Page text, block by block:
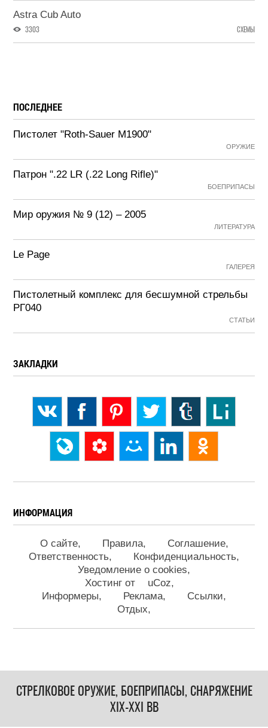
Astra Cub Auto
3303 СХЕМЫ
ПОСЛЕДНЕЕ
Пистолет "Roth-Sauer M1900"
ОРУЖИЕ
Патрон ".22 LR (.22 Long Rifle)"
БОЕПРИПАСЫ
Мир оружия № 9 (12) – 2005
ЛИТЕРАТУРА
Le Page
ГАЛЕРЕЯ
Пистолетный комплекс для бесшумной стрельбы
РГ040
СТАТЬИ
ЗАКЛАДКИ
ИНФОРМАЦИЯ
О сайте Правила
Соглашение
Ответственность
Конфиденциальность
Уведомление о cookies
Хостинг от
uCoz
Информеры
Реклама
Ссылки
Отдых
СТРЕЛКОВОЕ ОРУЖИЕ, БОЕПРИПАСЫ, СНАРЯЖЕНИЕ
XIX-XXI ВВ